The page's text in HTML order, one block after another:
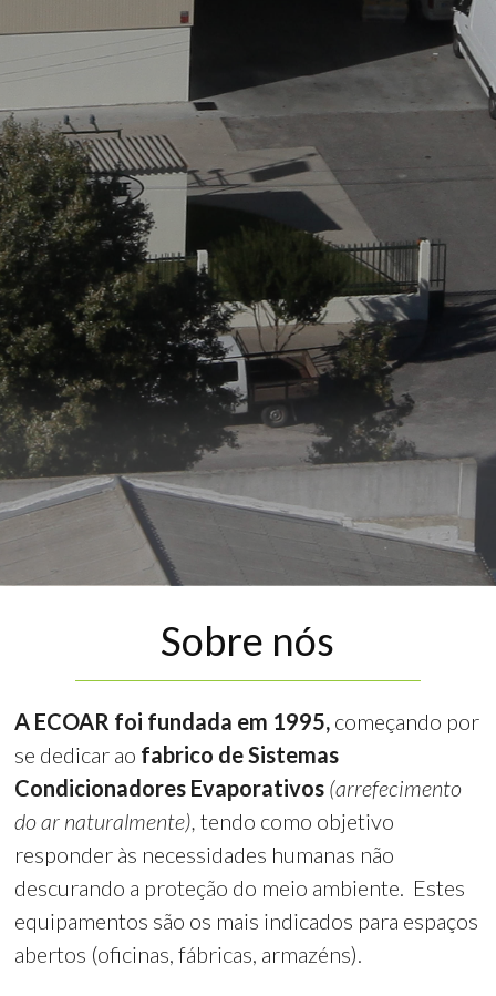
Sobre nós
A ECOAR foi fundada em 1995, começando por
se dedicar ao fabrico de Sistemas
Condicionadores Evaporativos (arrefecimento
do ar naturalmente),tendo como objetivo
responder às necessidades humanas não
descurando a proteção do meio ambiente. Estes
equipamentos são os mais indicados para espaços
abertos (oficinas, fábricas, armazéns).